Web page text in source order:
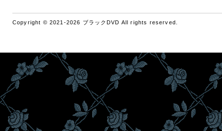
Copyright © 2021-2026 ブラックDVD All rights reserved.